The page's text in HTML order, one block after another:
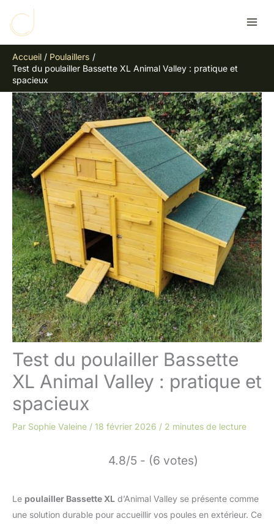
contenu
Accueil
Poulaillers
Test du poulailler Bassette XL Animal Valley : pratique et
spacieux
Test du poulailler Bassette
XL Animal Valley : pratique et
spacieux
Par Sophie Valeine / 18 février 2026 / 2 minutes de lecture
4.8/5 - (6 votes)
Le poulailler Bassette XL d’Animal Valley se présente comme
une solution durable pour accueillir vos poules en extérieur. Ce
e
h
e
r
c
h
e
r